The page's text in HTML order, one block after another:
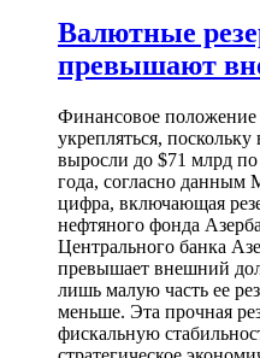
Валютные
превышают
Финансовое
укрепляться,
выросли до $71 млрд
года, согласно данным
цифра, включающая
нефтяного фонда
Центрального банка
превышает внешний
лишь малую часть ее
меньше. Эта прочная
фискальную